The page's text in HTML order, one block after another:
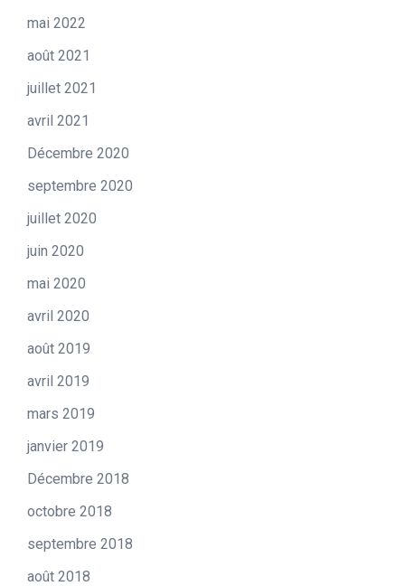
mai 2022
août 2021
juillet 2021
avril 2021
Décembre 2020
septembre 2020
juillet 2020
juin 2020
mai 2020
avril 2020
août 2019
avril 2019
mars 2019
janvier 2019
Décembre 2018
octobre 2018
septembre 2018
août 2018